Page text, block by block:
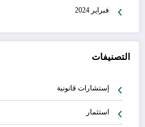
فبراير 2024
التصنيفات
إستشارات قانونية
استثمار